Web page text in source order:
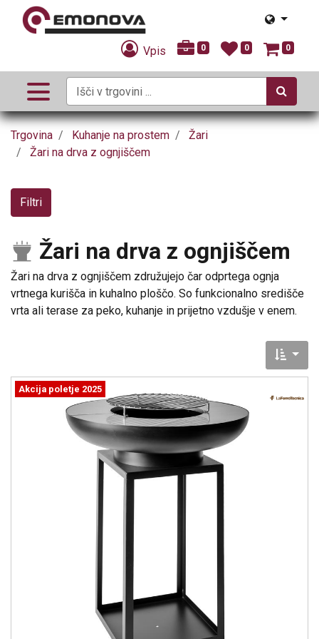
Vpis 0 0 0
Trgovina Kuhanje na prostem
Žari
Žari na drva z ognjiščem
Filtri
Žari na drva z ognjiščem
Žari na drva z ognjiščem združujejo čar odprtega ognja
vrtnega kurišča in kuhalno ploščo. So funkcionalno središče
vrta ali terase za peko, kuhanje in prijetno vzdušje v enem.
Akcija poletje 2025